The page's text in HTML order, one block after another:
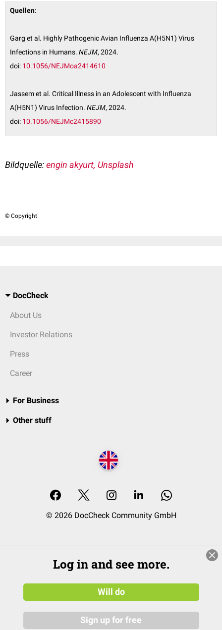
Quellen:
Garg et al. Highly Pathogenic Avian Influenza A(H5N1) Virus
Infections in Humans. NEJM, 2024.
doi: 10.1056/NEJMoa2414610
Jassem et al. Critical Illness in an Adolescent with Influenza
A(H5N1) Virus Infection. NEJM, 2024.
doi: 10.1056/NEJMc2415890
Bildquelle:engin akyurt, Unsplash
© Copyright
DocCheck
About Us
Investor Relations
Press
Career
For Business
Other stuff
© 2026 DocCheck Community GmbH
Log in and see more.
Will do
Sign up for free